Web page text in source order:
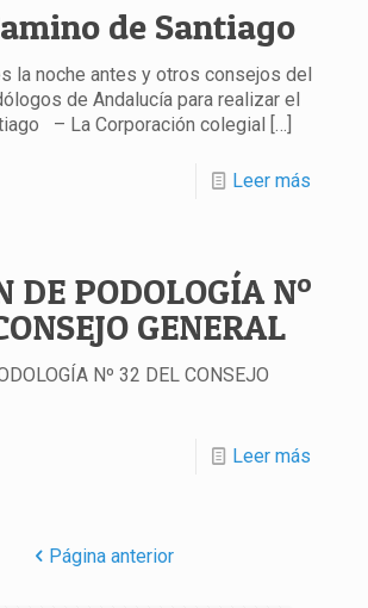
de Santiago
la noche antes y otros consejos del
de Andalucía para realizar el
– La Corporación colegial […]
Leer más
DE PODOLOGÍA Nº
GENERAL
Nº 32 DEL CONSEJO
Leer más
Página anterior